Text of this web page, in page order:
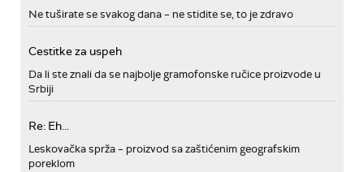
Ne tuširate se svakog dana – ne stidite se, to je zdravo
Cestitke za uspeh
Da li ste znali da se najbolje gramofonske ručice proizvode u
Srbiji
Re: Eh...
Leskovačka sprža – proizvod sa zaštićenim geografskim
poreklom